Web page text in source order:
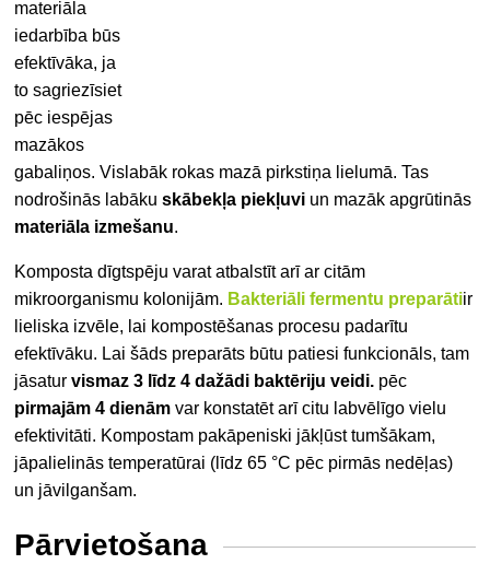
materiāla
iedarbība būs
efektīvāka, ja
to sagriezīsiet
pēc iespējas
mazākos
gabaliņos. Vislabāk rokas mazā pirkstiņa lielumā. Tas
nodrošinās labākuskābekļa piekļuvi un mazāk apgrūtinās
materiāla izmešanu.
Komposta dīgtspēju varat atbalstīt arī ar citām
mikroorganismu kolonijām. Bakteriāli fermentu preparātiir
lieliska izvēle, lai kompostēšanas procesu padarītu
efektīvāku. Lai šāds preparāts būtu patiesi funkcionāls, tam
jāsaturvismaz 3 līdz 4 dažādi baktēriju veidi. pēc
pirmajām 4 dienām var konstatēt arī citu labvēlīgo vielu
efektivitāti. Kompostam pakāpeniski jākļūst tumšākam,
jāpalielinās temperatūrai (līdz 65 °C pēc pirmās nedēļas)
un jāvilganšam.
Pārvietošana